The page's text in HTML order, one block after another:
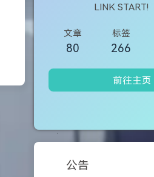
LINK START!
文章
80
标签
266
前往主页
公告